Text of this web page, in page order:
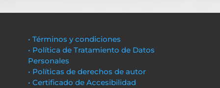
• Términos y condiciones
• Política de Tratamiento de Datos
Personales
• Políticas de derechos de autor
• Certificado de Accesibilidad